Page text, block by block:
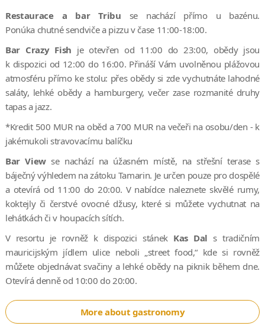
Restaurace a bar Tribu se nachází přímo u bazénu.
Ponúka chutné sendviče a pizzu v čase 11:00-18:00.
Bar Crazy Fish je otevřen od 11:00 do 23:00, obědy jsou
k dispozici od 12:00 do 16:00. Přináší Vám uvolněnou plážovou
atmosféru přímo ke stolu: přes obědy si zde vychutnáte lahodné
saláty, lehké obědy a hamburgery, večer zase rozmanité druhy
tapas a jazz.
*Kredit 500 MUR na oběd a 700 MUR na večeři na osobu/den - k
jakémukoli stravovacímu balíčku
Bar Viewse nachází na úžasném místě, na střešní terase s
báječný výhledem na zátoku Tamarin. Je určen pouze pro dospělé
a otevírá od 11:00 do 20:00. V nabídce naleznete skvělé rumy,
koktejly či čerstvé ovocné džusy, které si můžete vychutnat na
lehátkách či v houpacích sítích.
V resortu je rovněž k dispozici stánek Kas Dal s tradičním
mauricijským jídlem ulice neboli „street food,“ kde si rovněž
můžete objednávat svačiny a lehké obědy na piknik během dne.
Otevírá denně od 10:00 do 20:00.
More about gastronomy